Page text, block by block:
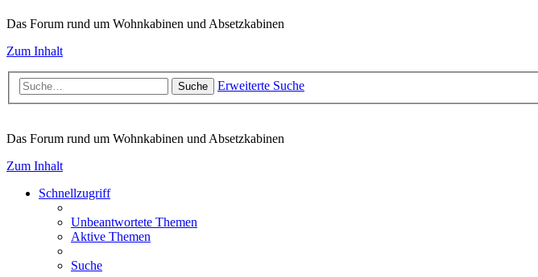
Das Forum rund um Wohnkabinen und Absetzkabinen
Zum Inhalt
Suche Erweiterte Suche
Das Forum rund um Wohnkabinen und Absetzkabinen
Zum Inhalt
Schnellzugriff
Unbeantwortete Themen
Aktive Themen
Suche